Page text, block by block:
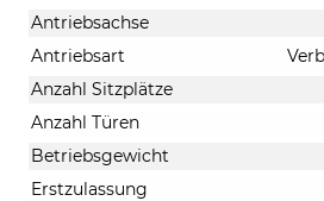
Antriebsachse
Antriebsart
Anzahl Sitzplätze
Anzahl Türen
Betriebsgewicht
Erstzulassung